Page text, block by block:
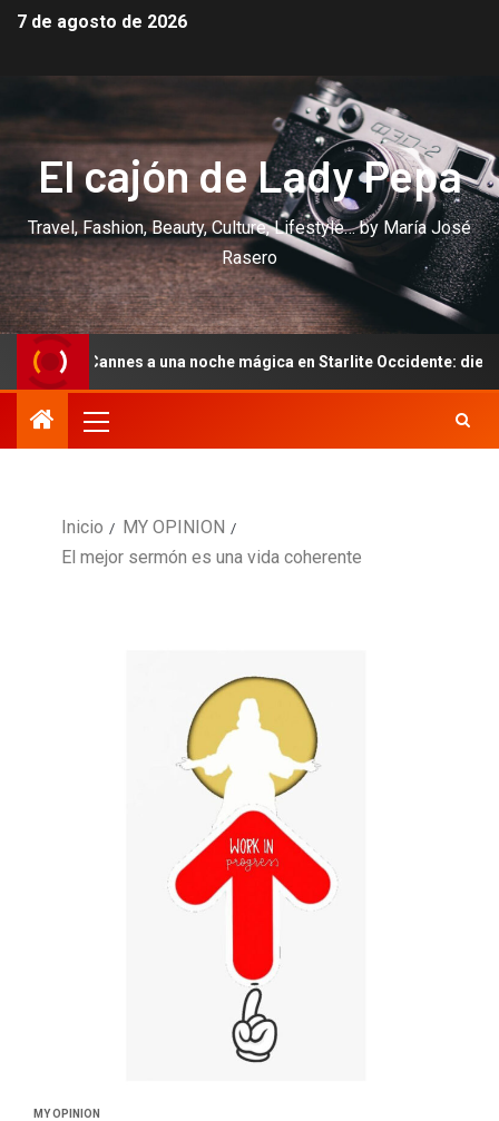
7 de agosto de 2026
El cajón de Lady Pepa
Travel, Fashion, Beauty, Culture, Lifestyle… by María José
Rasero
a una noche mágica en Starlite Occidente: diez años de amor
Inicio
MY OPINION
El mejor sermón es una vida coherente
MY OPINION